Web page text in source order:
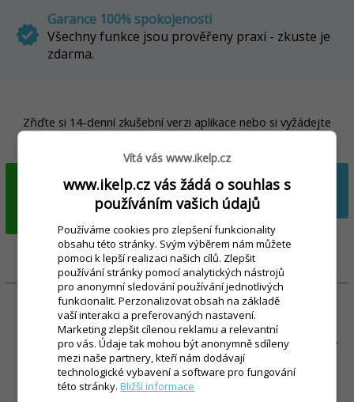
verified
Garance 100% spokojenosti
Všechny funkce jsou prověřeny praxí - zkuste je
zdarma.
Zřiďte si 14-denní zkušební verzi aplikace nebo si vyžádejte
ZŘÍDIT
IKELP POS
VYŽÁDAT NEZÁVAZNOU
NABÍDKU
Placené funkce a služby jsou účtovány z vašeho kreditu, který
si dobijete formou výhodných balíčků. Kompletní ceník a
seznam doplňkových služeb najdete naKompletní ceník a
doplňkové služby pro iKelp POS Mobile
Vítá vás www.ikelp.cz
www.ikelp.cz vás žádá o souhlas s
používáním vašich údajů
Používáme cookies pro zlepšení funkcionality
obsahu této stránky. Svým výběrem nám můžete
pomoci k lepší realizaci našich cílů. Zlepšit
používání stránky pomocí analytických nástrojů
pro anonymní sledování používání jednotlivých
funkcionalit. Perzonalizovat obsah na základě
vaší interakci a preferovaných nastavení.
Marketing zlepšit cílenou reklamu a relevantní
pro vás. Údaje tak mohou být anonymně sdíleny
mezi naše partnery, kteří nám dodávají
technologické vybavení a software pro fungování
této stránky.Bližší informace